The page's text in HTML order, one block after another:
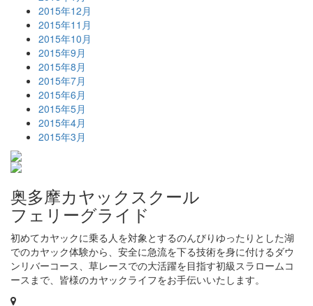
2015年12月
2015年11月
2015年10月
2015年9月
2015年8月
2015年7月
2015年6月
2015年5月
2015年4月
2015年3月
奥多摩カヤックスクール
フェリーグライド
初めてカヤックに乗る人を対象とするのんびりゆったりとした湖
でのカヤック体験から、安全に急流を下る技術を身に付けるダウ
ンリバーコース、草レースでの大活躍を目指す初級スラロームコ
ースまで、皆様のカヤックライフをお手伝いいたします。